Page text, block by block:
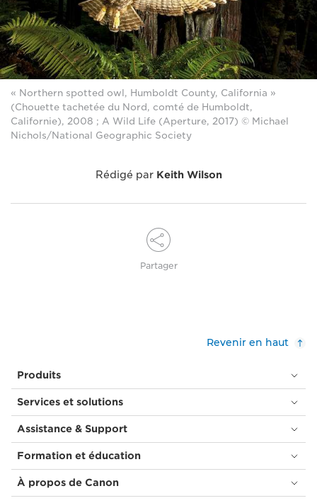
« Northern spotted owl, Humboldt County, California »
(Chouette tachetée du Nord, comté de Humboldt,
Californie), 2008 ; A Wild Life (Aperture, 2017) © Michael
Nichols/National Geographic Society
Rédigé par Keith Wilson
Partager
Revenir en haut
Produits
Services et solutions
Assistance & Support
Formation et éducation
À propos de Canon